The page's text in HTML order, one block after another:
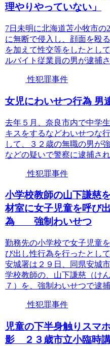
理やりやっていない」
7日未明に北海道苫小牧市の
に無断で侵入し、顔面を殴
を加えて性交等をしたとし
ルバイト従業員の男が逮捕さ
性犯罪事件
女児にわいせつ行為 男
去年５月、奈良市内で中学
キスをするなどわいせつな
して、３２歳の無職の男が
などの疑いで警察に逮捕され
性犯罪事件
小学校教師の山下謙慈
材室に女子児童を呼び
為 強制わいせつ
勤務先の小学校で女子児童
び出し性行為を行ったとし
安城署は２９日、同県安城
学校教師の、山下謙慈（け
７）を、強制わいせつで逮捕
性犯罪事件
児童の下半身触りスマ
影 ２３歳市立小臨時